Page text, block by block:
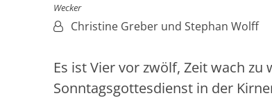
Wecker
Von:Christine Greber und Stephan Wolff
Es ist Vier vor zwölf, Zeit wach
Sonntagsgottesdienst in der